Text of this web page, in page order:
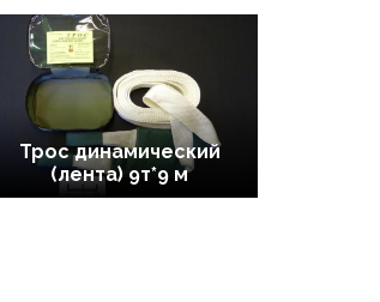
Трос динамический
(лента) 9т*9 м